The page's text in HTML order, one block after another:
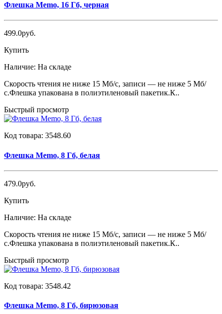
Флешка Memo, 16 Гб, черная
499.0руб.
Купить
Наличие: На складе
Скорость чтения не ниже 15 Мб/с, записи — не ниже 5 Мб/
с.Флешка упакована в полиэтиленовый пакетик.К..
Быстрый просмотр
Код товара: 3548.60
Флешка Memo, 8 Гб, белая
479.0руб.
Купить
Наличие: На складе
Скорость чтения не ниже 15 Мб/с, записи — не ниже 5 Мб/
с.Флешка упакована в полиэтиленовый пакетик.К..
Быстрый просмотр
Код товара: 3548.42
Флешка Memo, 8 Гб, бирюзовая